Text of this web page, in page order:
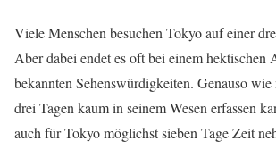
Viele Menschen besuchen Tokyo auf einer
Aber dabei endet es oft bei einem hektischen
bekannten Sehenswürdigkeiten. Genauso wie
drei Tagen kaum in seinem Wesen erfassen
auch für Tokyo möglichst sieben Tage Zeit